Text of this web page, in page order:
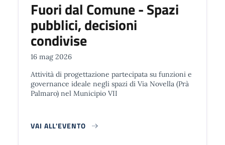
Fuori dal Comune - Spazi
pubblici, decisioni
condivise
16 mag 2026
Attività di progettazione partecipata su funzioni e
governance ideale negli spazi di Via Novella (Prà
Palmaro) nel Municipio VII
VAI ALL'EVENTO